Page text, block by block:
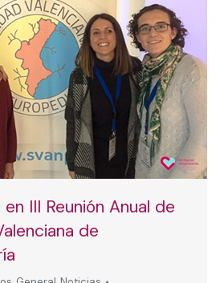
III Reunión Anual de
de